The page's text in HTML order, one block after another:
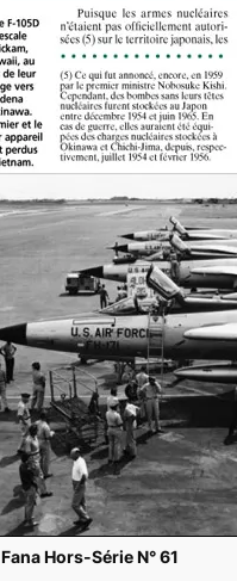
Fana Hors-Série N° 61